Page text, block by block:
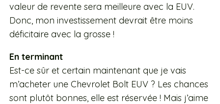
valeur de revente sera meilleure avec la EUV.
Donc, mon investissement devrait être moins
déficitaire avec la grosse !
En terminant
Est-ce sûr et certain maintenant que je vais
m’acheter une Chevrolet Bolt EUV ? Les chances
sont plutôt bonnes, elle est réservée ! Mais j’aime